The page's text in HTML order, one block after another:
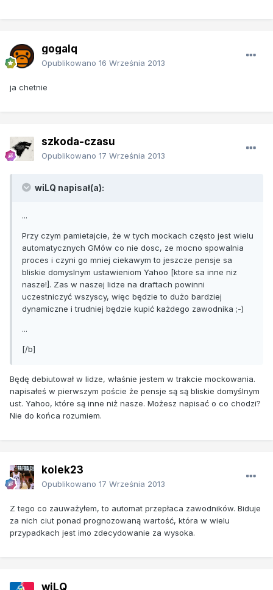
gogalq
Opublikowano 16 Września 2013
ja chetnie
szkoda-czasu
Opublikowano 17 Września 2013
wiLQ napisał(a):
...
Przy czym pamietajcie, że w tych mockach często jest wielu
automatycznych GMów co nie dosc, ze mocno spowalnia
proces i czyni go mniej ciekawym to jeszcze pensje sa
bliskie domyslnym ustawieniom Yahoo [ktore sa inne niz
nasze!]. Zas w naszej lidze na draftach powinni
uczestniczyć wszyscy, więc będzie to dużo bardziej
dynamiczne i trudniej będzie kupić każdego zawodnika ;-)
...
[/b]
Będę debiutował w lidze, właśnie jestem w trakcie mockowania.
napisałeś w pierwszym poście że pensje są są bliskie domyślnym
ust. Yahoo, które są inne niż nasze. Możesz napisać o co chodzi?
Nie do końca rozumiem.
kolek23
Opublikowano 17 Września 2013
Z tego co zauważyłem, to automat przepłaca zawodników. Biduje
za nich ciut ponad prognozowaną wartość, która w wielu
przypadkach jest imo zdecydowanie za wysoka.
wiLQ